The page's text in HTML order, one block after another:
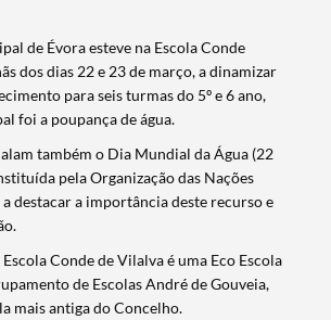
de Évora esteve na Escola Conde
dos dias 22 e 23 de março, a dinamizar
para seis turmas do 5º e 6 ano,
foi a poupança de água.
também o Dia Mundial da Água (22
pela Organização das Nações
destacar a importância deste recurso e
Conde de Vilalva é uma Eco Escola
de Escolas André de Gouveia,
mais antiga do Concelho.